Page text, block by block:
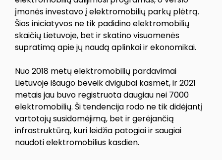
įmonės investavo į elektromobilių parkų plėtrą.
Šios iniciatyvos ne tik padidino elektromobilių
skaičių Lietuvoje, bet ir skatino visuomenės
supratimą apie jų naudą aplinkai ir ekonomikai.
Nuo 2018 metų elektromobilių pardavimai
Lietuvoje išaugo beveik dvigubai kasmet, ir 2021
metais jau buvo registruota daugiau nei 7000
elektromobilių. Ši tendencija rodo ne tik didėjantį
vartotojų susidomėjimą, bet ir gerėjančią
infrastruktūrą, kuri leidžia patogiai ir saugiai
naudoti elektromobilius kasdien.